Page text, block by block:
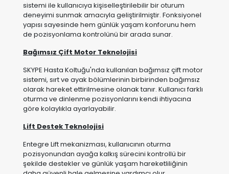
de pozisyonlama kontrolünü bir arada sunar.
Bağımsız Çift Motor Teknolojisi
sistemi, sırt ve ayak bölümlerinin birbirinden bağımsız
olarak hareket ettirilmesine olanak tanır. Kullanıcı farklı
oturma ve dinlenme pozisyonlarını kendi ihtiyacına
göre kolaylıkla ayarlayabilir.
Lift Destek Teknolojisi
pozisyonundan ayağa kalkış sürecini kontrollü bir
şekilde destekler ve günlük yaşam hareketliliğinin
daha güvenli hale gelmesine yardımcı olur.
Ergonomik Sırt ve Üst Gövde Yapısı